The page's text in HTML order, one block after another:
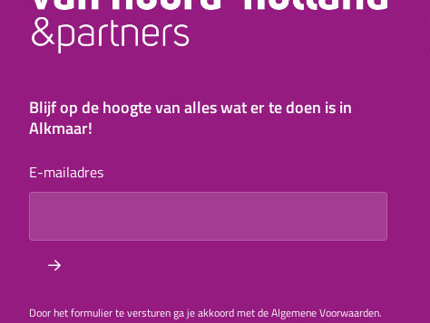
Blijf op de hoogte van alles wat er te doen is in
Alkmaar!
E-mailadres
Door het formulier te versturen ga je akkoord met de Algemene Voorwaarden.